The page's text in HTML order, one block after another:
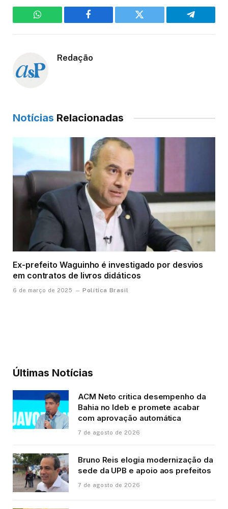
WhatsApp Facebook Twitter Telegram
Redação
Notícias Relacionadas
Ex-prefeito Waguinho é investigado por desvios
em contratos de livros didáticos
6 de março de 2025 Política Brasil
Últimas Notícias
ACM Neto critica desempenho da
Bahia no Ideb e promete acabar
com aprovação automática
7 de agosto de 2026
Bruno Reis elogia modernização da
sede da UPB e apoio aos prefeitos
7 de agosto de 2026